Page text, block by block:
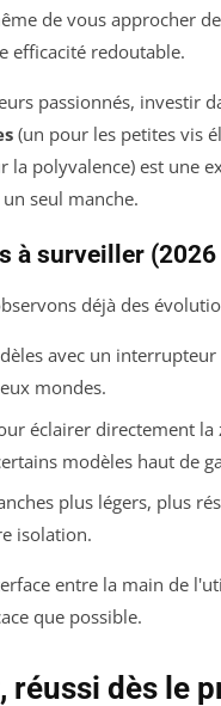
de vous approcher
efficacité redoutable.
passionnés, investir
(un pour les petites vis
polyvalence) est une
seul manche.
à surveiller
déjà des
avec un
mondes.
éclairer directement la
modèles haut de
plus légers, plus
isolation.
entre la main de
que possible.
dès le